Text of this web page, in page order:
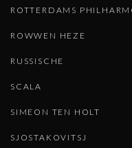
ROTTERDAMS
ROWWEN HEZE
RUSSISCHE
SCALA
SIMEON TEN HOLT
SJOSTAKOVITSJ